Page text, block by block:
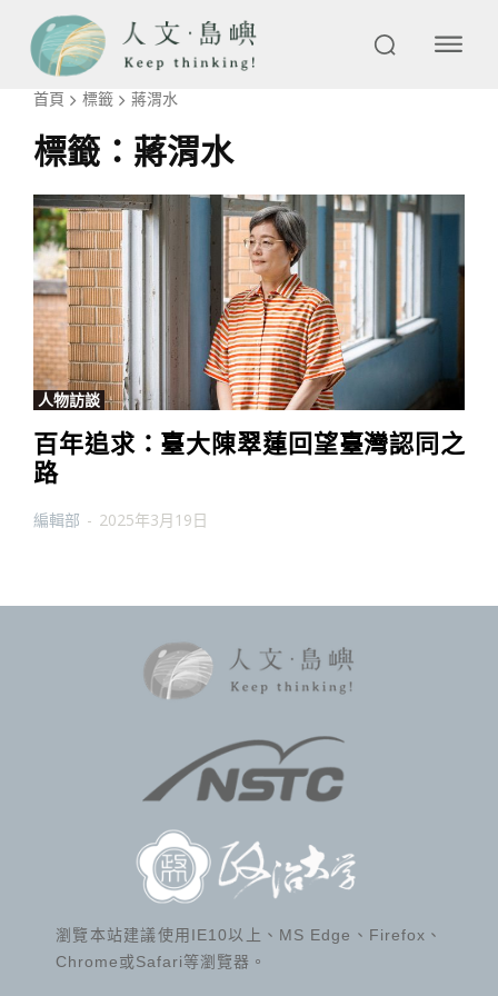
首頁 標籤 蔣渭水
標籤： 蔣渭水
人物訪談
百年追求：臺大陳翠蓮回望臺灣認同之
路
編輯部 - 2025年3月19日
瀏覽本站建議使用IE10以上、MS Edge、Firefox、
Chrome或Safari等瀏覽器。